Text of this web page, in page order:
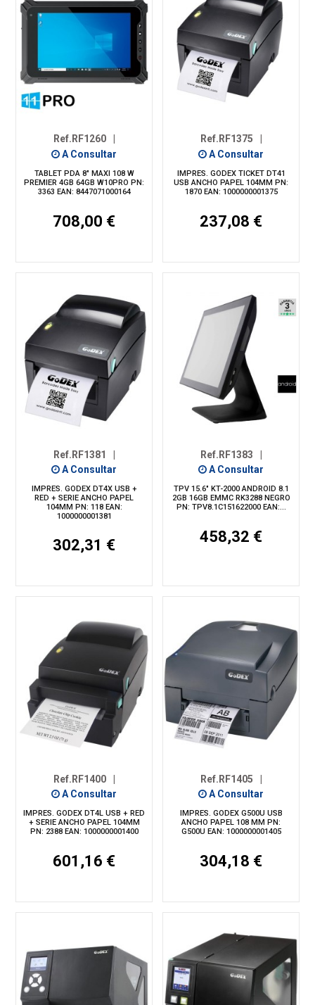
Ref.RF1260
A Consultar
TABLET PDA 8" MAXI 108 W
PREMIER 4GB 64GB W10PRO PN:
3363 EAN: 8447071000164
708,00 €
Ref.RF1375
A Consultar
IMPRES. GODEX TICKET DT41
USB ANCHO PAPEL 104MM PN:
1870 EAN: 1000000001375
237,08 €
Ref.RF1381
A Consultar
IMPRES. GODEX DT4X USB +
RED + SERIE ANCHO PAPEL
104MM PN: 118 EAN:
1000000001381
302,31 €
Ref.RF1383
A Consultar
TPV 15.6" KT-2000 ANDROID 8.1
2GB 16GB EMMC RK3288 NEGRO
PN: TPV8.1C151622000 EAN:...
458,32 €
Ref.RF1400
A Consultar
IMPRES. GODEX DT4L USB + RED
+ SERIE ANCHO PAPEL 104MM
PN: 2388 EAN: 1000000001400
601,16 €
Ref.RF1405
A Consultar
IMPRES. GODEX G500U USB
ANCHO PAPEL 108 MM PN:
G500U EAN: 1000000001405
304,18 €